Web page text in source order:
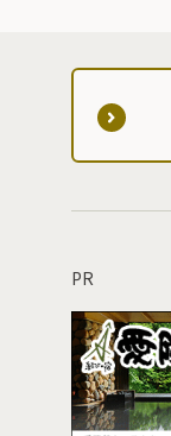
PR